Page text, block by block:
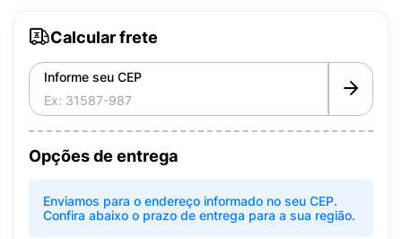
Calcular frete
Informe seu CEP
Opções de entrega
Enviamos para o endereço informado no seu CEP.
Confira abaixo o prazo de entrega para a sua região.